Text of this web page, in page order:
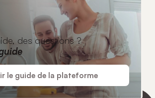
des questions ?
le guide de la plateforme